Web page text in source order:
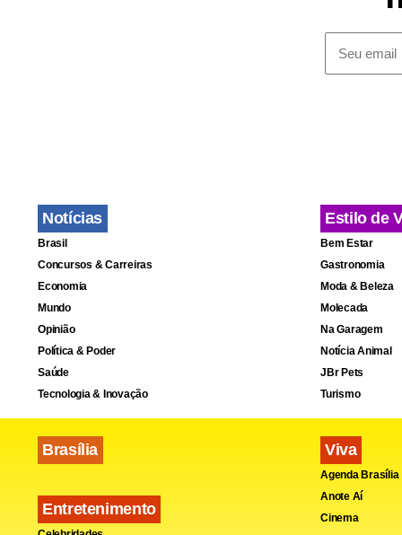
durante
iranianas
Notícias
Brasil
Concursos & Carreiras
Economia
Mundo
Opinião
Política & Poder
Saúde
Tecnologia & Inovação
Brasília
Entretenimento
Estilo de
Bem Estar
Gastronomia
Moda & Beleza
Molecada
Na Garagem
Notícia Animal
JBr Pets
Turismo
Viva
Agenda Brasília
Anote Aí
Cinema